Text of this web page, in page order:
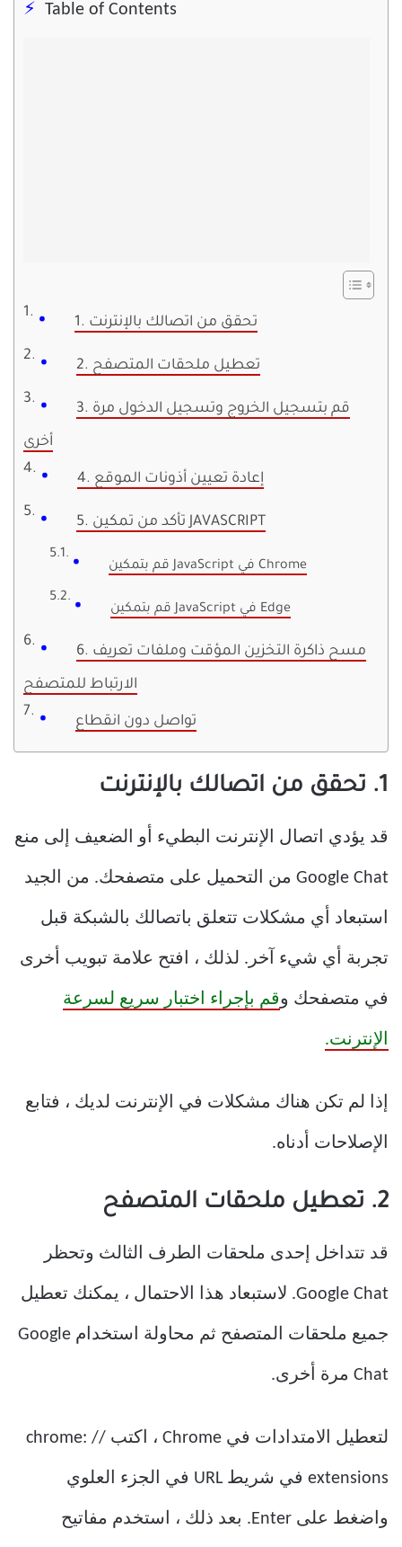
Table of Contents
1. تحقق من اتصالك بالإنترنت
2. تعطيل ملحقات المتصفح
3. قم بتسجيل الخروج وتسجيل الدخول مرة
أخرى
4. إعادة تعيين أذونات الموقع
5. تأكد من تمكين JAVASCRIPT
قم بتمكين JavaScript في Chrome
قم بتمكين JavaScript في Edge
6. مسح ذاكرة التخزين المؤقت وملفات تعريف
الارتباط للمتصفح
تواصل دون انقطاع
1. تحقق من اتصالك بالإنترنت
قد يؤدي اتصال الإنترنت البطيء أو الضعيف إلى منع
Google Chat من التحميل على متصفحك. من الجيد
استبعاد أي مشكلات تتعلق باتصالك بالشبكة قبل
تجربة أي شيء آخر. لذلك ، افتح علامة تبويب أخرى
في متصفحك وقم بإجراء اختبار سريع لسرعة
الإنترنت.
إذا لم تكن هناك مشكلات في الإنترنت لديك ، فتابع
الإصلاحات أدناه.
2. تعطيل ملحقات المتصفح
قد تتداخل إحدى ملحقات الطرف الثالث وتحظر
Google Chat. لاستبعاد هذا الاحتمال ، يمكنك تعطيل
جميع ملحقات المتصفح ثم محاولة استخدام Google
Chat مرة أخرى.
لتعطيل الامتدادات في Chrome ، اكتب chrome: //
extensions في شريط URL في الجزء العلوي
واضغط على Enter. بعد ذلك ، استخدم مفاتيح